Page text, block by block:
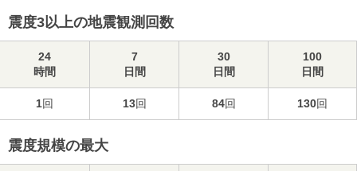
震度3以上の地震観測回数
24
時間
7
日間
30
日間
100
日間
1回 13回 84回 130回
震度規模の最大